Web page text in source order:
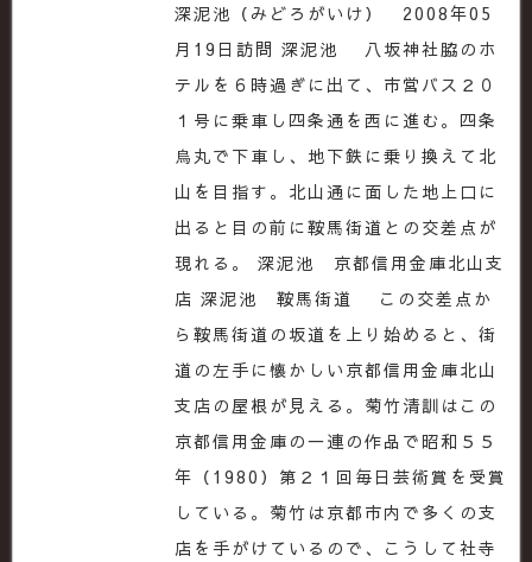
深泥池（みどろがいけ） 2008年05
月19日訪問 深泥池 八坂神社脇のホ
テルを６時過ぎに出て、市営バス２０
１号に乗車し四条通を西に進む。四条
烏丸で下車し、地下鉄に乗り換えて北
山を目指す。北山通に面した地上口に
出ると目の前に鞍馬街道との交差点が
現れる。 深泥池 京都信用金庫北山支
店 深泥池 鞍馬街道 この交差点か
ら鞍馬街道の坂道を上り始めると、街
道の左手に懐かしい京都信用金庫北山
支店の屋根が見える。菊竹清訓はこの
京都信用金庫の一連の作品で昭和５５
年（1980）第２１回毎日芸術賞を受賞
している。菊竹は京都市内で多くの支
店を手がけているので、こうして社寺